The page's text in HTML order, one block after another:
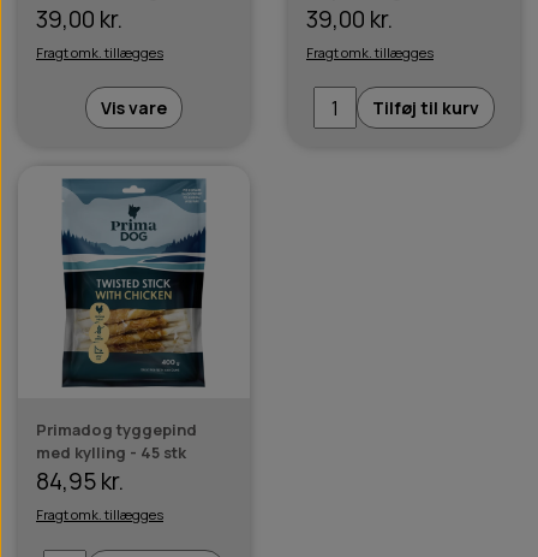
39,00 kr.
Fragt omk. tillægges
Vis vare
39,00 kr.
Fragt omk. tillægges
Tilføj til kurv
Primadog tyggepind
med kylling - 45 stk
84,95 kr.
Fragt omk. tillægges